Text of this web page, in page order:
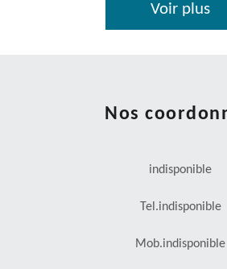
Voir plus
Nos
indisponible
Tel.indisponible
Mob.indisponible